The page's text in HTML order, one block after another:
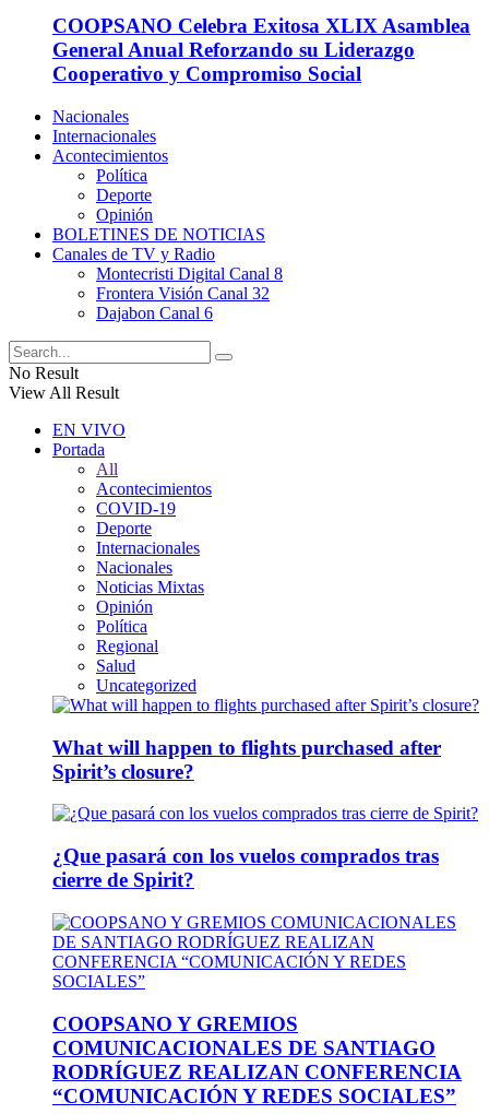
COOPSANO Celebra Exitosa XLIX Asamblea
General Anual Reforzando su Liderazgo
Cooperativo y Compromiso Social
Nacionales
Internacionales
Acontecimientos
Política
Deporte
Opinión
BOLETINES DE NOTICIAS
Canales de TV y Radio
Montecristi Digital Canal 8
Frontera Visión Canal 32
Dajabon Canal 6
No Result
View All Result
EN VIVO
Portada
All
Acontecimientos
COVID-19
Deporte
Internacionales
Nacionales
Noticias Mixtas
Opinión
Política
Regional
Salud
Uncategorized
What will happen to flights purchased after
Spirit’s closure?
¿Que pasará con los vuelos comprados tras
cierre de Spirit?
COOPSANO Y GREMIOS
COMUNICACIONALES DE SANTIAGO
RODRÍGUEZ REALIZAN CONFERENCIA
“COMUNICACIÓN Y REDES SOCIALES”